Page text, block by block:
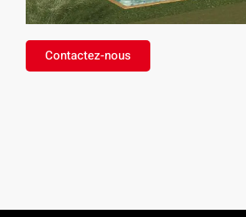
Contactez-nous